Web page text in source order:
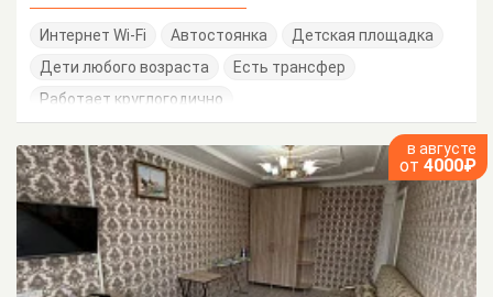
Интернет Wi-Fi Автостоянка
Детская площадка
Дети любого возраста
Есть трансфер
Работает круглогодично
в августе
от 4000₽